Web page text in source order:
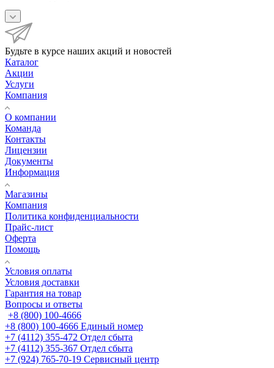
Будьте в курсе наших акций и новостей
Каталог
Акции
Услуги
Компания
О компании
Команда
Контакты
Лицензии
Документы
Информация
Магазины
Компания
Политика конфиденциальности
Прайс-лист
Оферта
Помощь
Условия оплаты
Условия доставки
Гарантия на товар
Вопросы и ответы
+8 (800) 100-4666
+8 (800) 100-4666 Единый номер
+7 (4112) 355-472 Отдел сбыта
+7 (4112) 355-367 Отдел сбыта
+7 (924) 765-70-19 Сервисный центр